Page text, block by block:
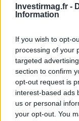
Investirmag.fr -
Information
If you wish to opt-
processing of your
targeted
section to confirm
opt-out request is
interest-based ads
us or personal
your opt-out. You